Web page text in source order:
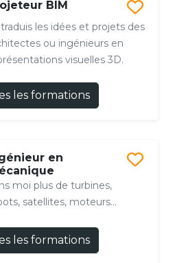
BIM
les idées et projets des
ou ingénieurs en
visuelles 3D.
les formations
en
moi plus de turbines,
satellites, moteurs...
les formations